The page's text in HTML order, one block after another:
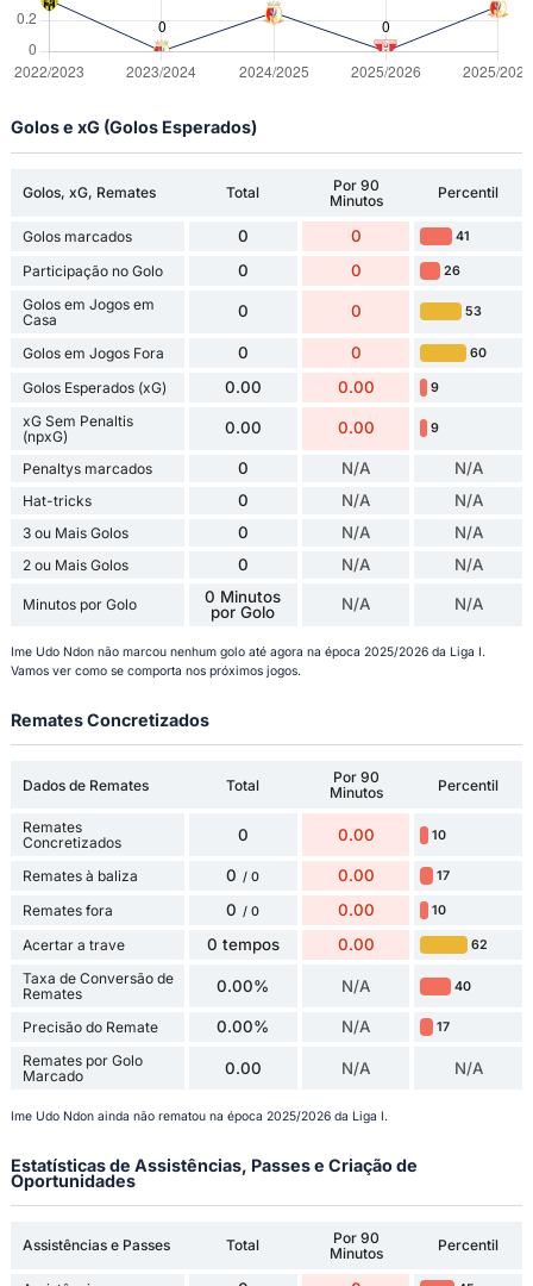
Golos e xG (Golos Esperados)
Golos, xG, Remates Total
Por 90
Minutos
Percentil
Golos marcados 0 0 41
Participação no Golo 0 0 26
Golos em Jogos em
Casa
0 0 53
Golos em Jogos Fora 0 0 60
Golos Esperados (xG) 0.00 0.00 9
xG Sem Penaltis
(npxG)
0.00 0.00 9
Penaltys marcados 0 N/A N/A
Hat-tricks 0 N/A N/A
3 ou Mais Golos 0 N/A N/A
2 ou Mais Golos 0 N/A N/A
Minutos por Golo
0 Minutos
por Golo
N/A N/A
Ime Udo Ndon não marcou nenhum golo até agora na época 2025/2026 da Liga I.
Vamos ver como se comporta nos próximos jogos.
Remates Concretizados
Dados de Remates Total
Por 90
Minutos
Percentil
Remates
Concretizados
0 0.00 10
Remates à baliza 0 / 0 0.00 17
Remates fora 0 / 0 0.00 10
Acertar a trave 0 tempos 0.00 62
Taxa de Conversão de
Remates
0.00% N/A 40
Precisão do Remate 0.00% N/A 17
Remates por Golo
Marcado
0.00 N/A N/A
Ime Udo Ndon ainda não rematou na época 2025/2026 da Liga I.
Estatísticas de Assistências, Passes e Criação de
Oportunidades
Assistências e Passes Total
Por 90
Minutos
Percentil